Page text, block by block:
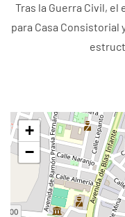
Tras la Guerra Civil,
para Casa Consistorial
+
−